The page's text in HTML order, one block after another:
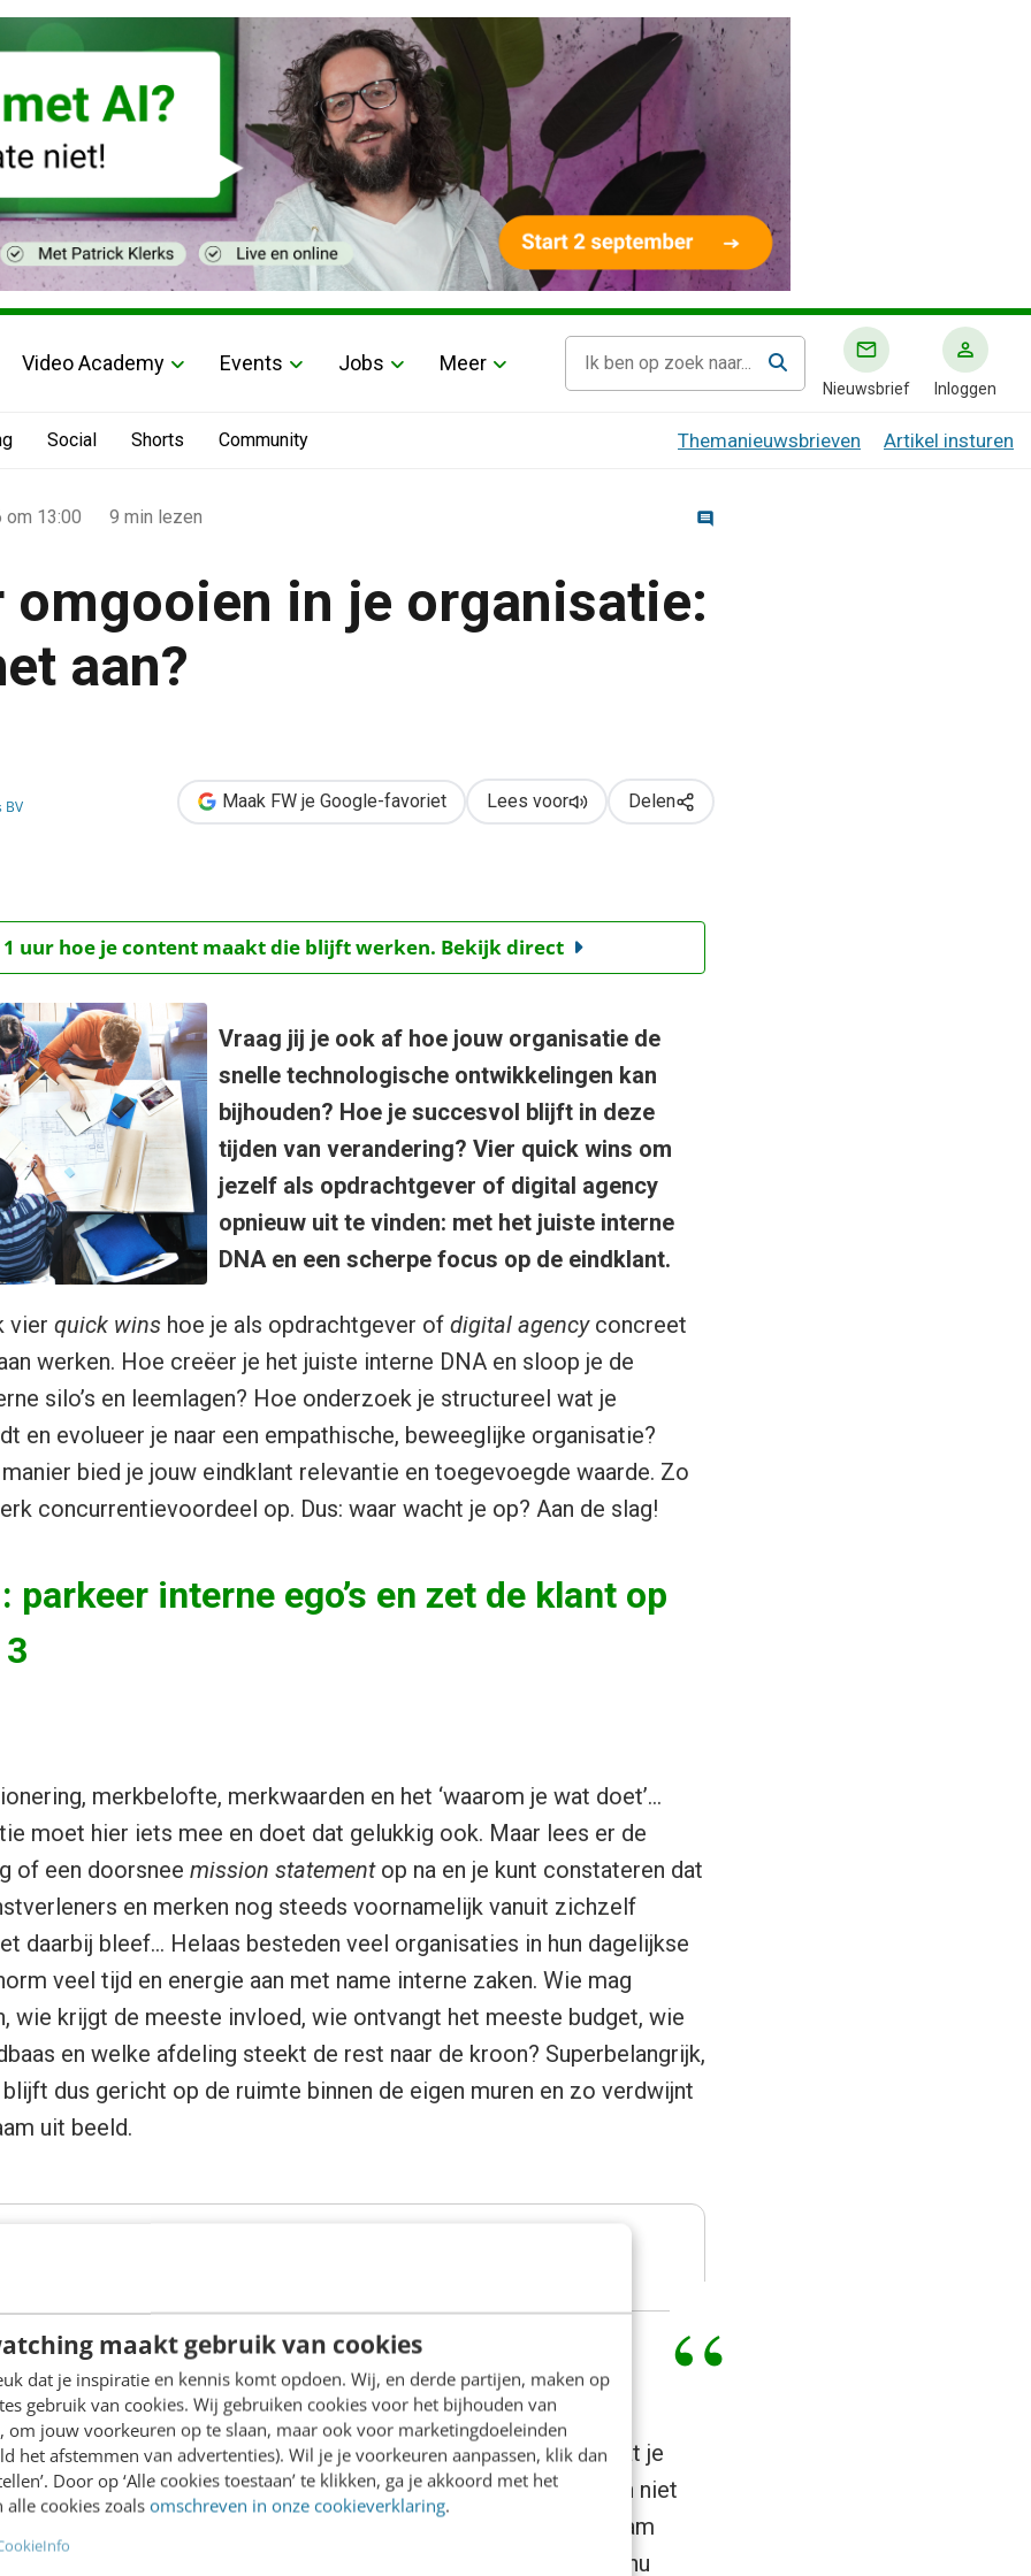
maakt gebruik van cookies
dat je inspiratie en kennis komt opdoen. Wij, en derde partijen, maken op
gebruik van cookies. Wij gebruiken cookies voor het bijhouden van
om jouw voorkeuren op te slaan, maar ook voor marketingdoeleinden
het afstemmen van advertenties). Wil je je voorkeuren aanpassen, klik dan
Door op ‘Alle cookies toestaan’ te klikken, ga je akkoord met het
alle cookies zoalsomschreven in onze cookieverklaring.
Video Academy Events Jobs Meer
Nieuwsbrief Inloggen
Social Shorts Community Themanieuwsbrieven Artikel insturen
om 13:00 9 min lezen
omgooien in je organisatie:
aan?
BV Maak FW je Google-favoriet Lees voor Delen
1 uur hoe je content maakt die blijft werken. Bekijk direct
Vraag jij je ook af hoe jouw organisatie de
snelle technologische ontwikkelingen kan
bijhouden? Hoe je succesvol blijft in deze
tijden van verandering? Vier quick wins om
jezelf als opdrachtgever of digital agency
opnieuw uit te vinden: met het juiste interne
DNA en een scherpe focus op de eindklant.
vier quick winshoe je als opdrachtgever of digital agencyconcreet
werken. Hoe creëer je het juiste interne DNA en sloop je de
silo’s en leemlagen? Hoe onderzoek je structureel wat je
en evolueer je naar een empathische, beweeglijke organisatie?
bied je jouw eindklant relevantie en toegevoegde waarde. Zo
concurrentievoordeel op. Dus: waar wacht je op? Aan de slag!
parkeer interne ego’s en zet de klant op
merkbelofte, merkwaarden en het ‘waarom je wat doet’…
moet hier iets mee en doet dat gelukkig ook. Maar lees er de
of een doorsnee mission statementop na en je kunt constateren dat
en merken nog steeds voornamelijk vanuit zichzelf
daarbij bleef… Helaas besteden veel organisaties in hun dagelijkse
veel tijd en energie aan met name interne zaken. Wie mag
wie krijgt de meeste invloed, wie ontvangt het meeste budget, wie
en welke afdeling steekt de rest naar de kroon? Superbelangrijk,
dus gericht op de ruimte binnen de eigen muren en zo verdwijnt
uit beeld.
buitenwereld voor ons interne gedoe in plaats van andersom.
en vaker in het hoenderhok. Realiseer je als organisatie dat je
de klanten. Je bent er voor hen en dankzij hen, en niet
van perspectief begint en eindigt daarom met het duurzaam
DNA. Evolueer dus van ‘want zo doen wij onze dingen nu